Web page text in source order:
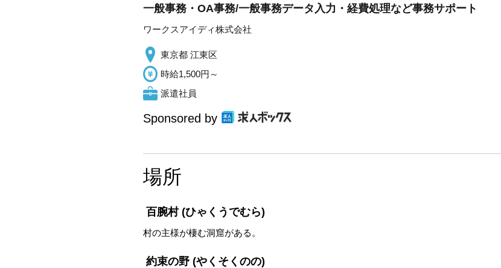
一般事務・OA事務/一般事務データ入力・経費処理など事務サポート
ワークスアイディ株式会社
東京都 江東区
時給1,500円～
派遣社員
Sponsored by
場所
百腕村(ひゃくうでむら)
村の主様が棲む洞窟がある。
約束の野 (やくそくのの)